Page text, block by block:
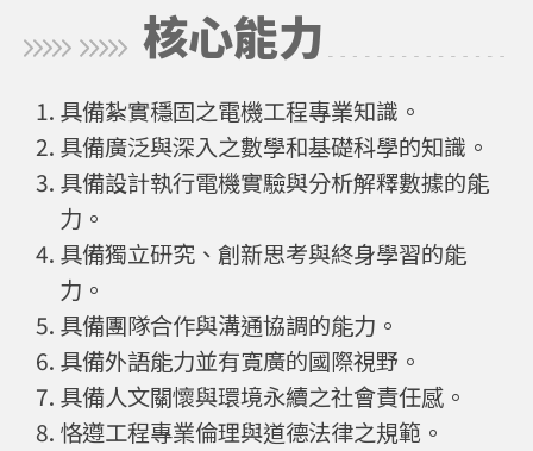
核心能力
具備紮實穩固之電機工程專業知識。
具備廣泛與深入之數學和基礎科學的知識。
具備設計執行電機實驗與分析解釋數據的能
力。
具備獨立研究、創新思考與終身學習的能
力。
具備團隊合作與溝通協調的能力。
具備外語能力並有寬廣的國際視野。
具備人文關懷與環境永續之社會責任感。
恪遵工程專業倫理與道德法律之規範。